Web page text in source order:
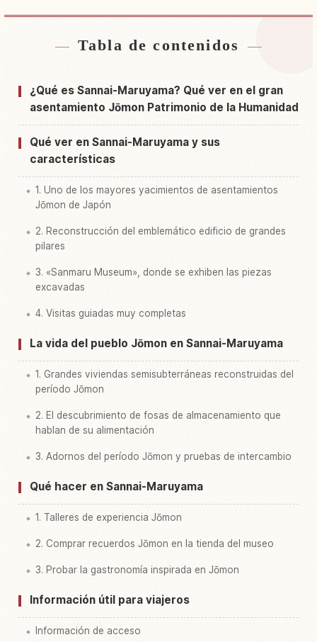
Buscar alojamiento cerca de Sitio histórico
Buscar experiencias en Sitio histórico Sannai
Maruyama Site
↗
Tabla de contenidos
¿Qué es Sannai-Maruyama? Qué ver en el gran
asentamiento Jōmon Patrimonio de la Humanidad
Qué ver en Sannai-Maruyama y sus
características
1. Uno de los mayores yacimientos de asentamientos
Jōmon de Japón
2. Reconstrucción del emblemático edificio de grandes
pilares
3. «Sanmaru Museum», donde se exhiben las piezas
excavadas
4. Visitas guiadas muy completas
La vida del pueblo Jōmon en Sannai-Maruyama
1. Grandes viviendas semisubterráneas reconstruidas del
período Jōmon
2. El descubrimiento de fosas de almacenamiento que
hablan de su alimentación
3. Adornos del período Jōmon y pruebas de intercambio
Qué hacer en Sannai-Maruyama
1. Talleres de experiencia Jōmon
2. Comprar recuerdos Jōmon en la tienda del museo
3. Probar la gastronomía inspirada en Jōmon
Información útil para viajeros
Información de acceso